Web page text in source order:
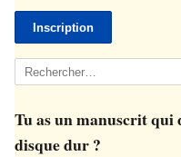
Rechercher :
Tu as un manuscrit
disque dur ?